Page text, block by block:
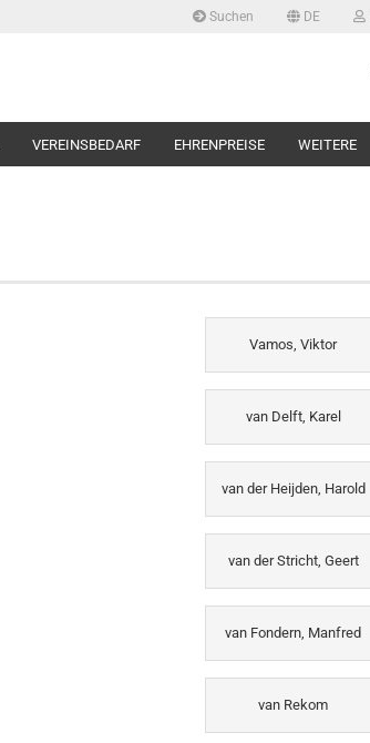
Suchen DE
VEREINSBEDARF EHRENPREISE WEITERE
Vamos, Viktor
van Delft, Karel
van der Heijden, Harold
van der Stricht, Geert
van Fondern, Manfred
van Rekom